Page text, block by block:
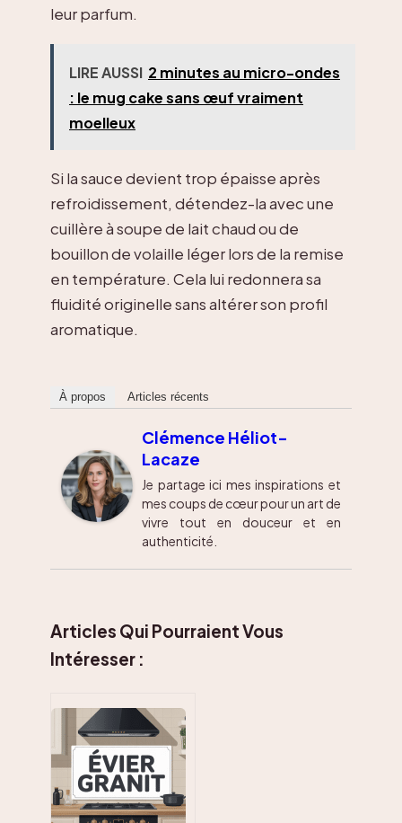
leur parfum.
LIRE AUSSI 2 minutes au micro-ondes
: le mug cake sans œuf vraiment
moelleux
Si la sauce devient trop épaisse après
refroidissement, détendez-la avec une
cuillère à soupe de lait chaud ou de
bouillon de volaille léger lors de la remise
en température. Cela lui redonnera sa
fluidité originelle sans altérer son profil
aromatique.
À propos Articles récents
Clémence Héliot-
Lacaze
Je partage ici mes inspirations et
mes coups de cœur pour un art de
vivre tout en douceur et en
authenticité.
Articles Qui Pourraient Vous
Intéresser :